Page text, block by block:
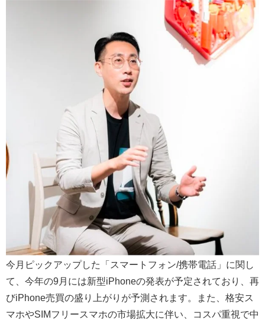
今月ピックアップした「スマートフォン/携帯電話」に関し
て、今年の9月には新型iPhoneの発表が予定されており、再
びiPhone売買の盛り上がりが予測されます。また、格安ス
マホやSIMフリースマホの市場拡大に伴い、コスパ重視で中